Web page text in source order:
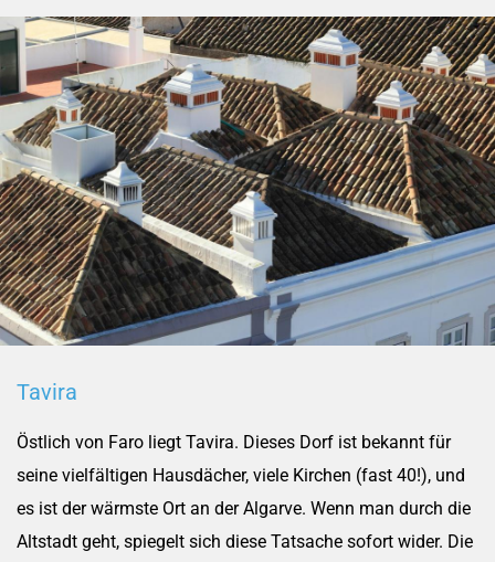
Tavira
Östlich von Faro liegt Tavira. Dieses Dorf ist bekannt für
seine vielfältigen Hausdächer, viele Kirchen (fast 40!), und
es ist der wärmste Ort an der Algarve. Wenn man durch die
Altstadt geht, spiegelt sich diese Tatsache sofort wider. Die